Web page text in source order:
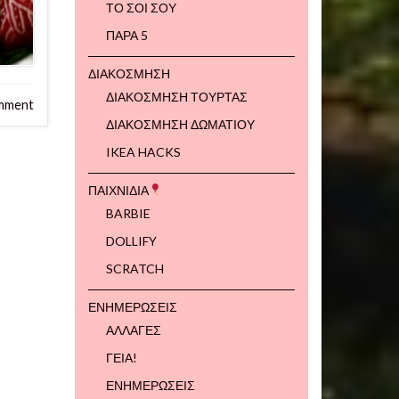
ΤΟ ΣΟΙ ΣΟΥ
ΠΑΡΑ 5
ΔΙΑΚΟΣΜΗΣΗ
ΔΙΑΚΟΣΜΗΣΗ ΤΟΥΡΤΑΣ
ΔΙΑΚΟΣΜΗΣΗ ΔΩΜΑΤΙΟΥ
IKEA HACKS
ΠΑΙΧΝΙΔΙΑ
BARBIE
DOLLIFY
SCRATCH
ΕΝΗΜΕΡΩΣΕΙΣ
ΑΛΛΑΓΕΣ
ΓΕΙΑ!
ΕΝΗΜΕΡΩΣΕΙΣ